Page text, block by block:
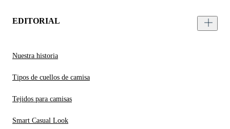
EDITORIAL
Nuestra historia
Tipos de cuellos de camisa
Tejidos para camisas
Smart Casual Look